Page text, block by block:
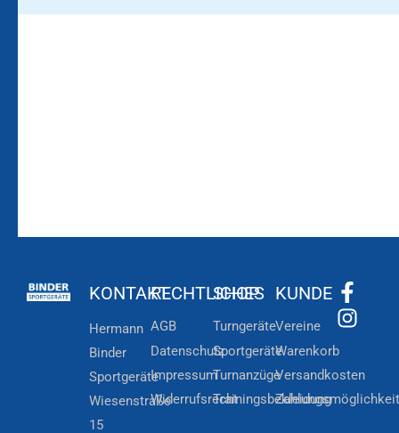
KONTAKT
Hermann
Binder
Sportgeräte
Wiesenstraße
15
RECHTLICHES
AGB
Datenschutz
Impressum
Widerrufsrecht
SHOP
Turngeräte
Sportgeräte
Turnanzüge
Trainingsbekleidung
KUNDE
Vereine
Warenkorb
Versandkosten